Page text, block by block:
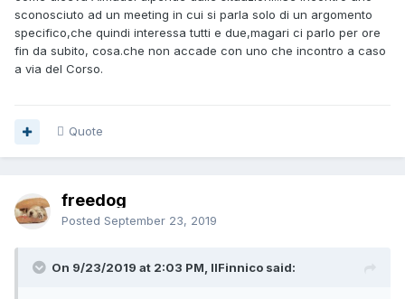
sconosciuto ad un meeting in cui si parla solo di un argomento
specifico,che quindi interessa tutti e due,magari ci parlo per ore
fin da subito, cosa.che non accade con uno che incontro a caso
a via del Corso.
Quote
freedog
Posted September 23, 2019
On 9/23/2019 at 2:03 PM, IlFinnico said: